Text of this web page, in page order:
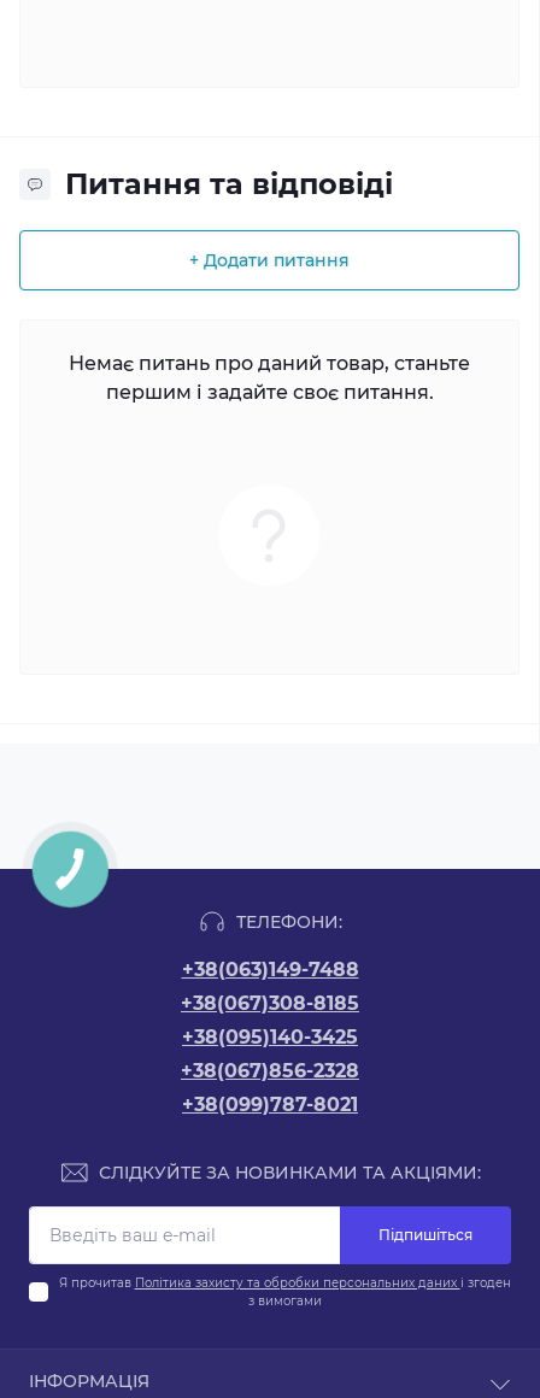
Питання та відповіді
+ Додати питання
Немає питань про даний товар, станьте
першим і задайте своє питання.
ТЕЛЕФОНИ:
+38(063)149-7488
+38(067)308-8185
+38(095)140-3425
+38(067)856-2328
+38(099)787-8021
СЛІДКУЙТЕ ЗА НОВИНКАМИ ТА АКЦІЯМИ:
Підпишіться
Я прочитав Політика захисту та обробки персональних даних і згоден
з вимогами
ІНФОРМАЦІЯ